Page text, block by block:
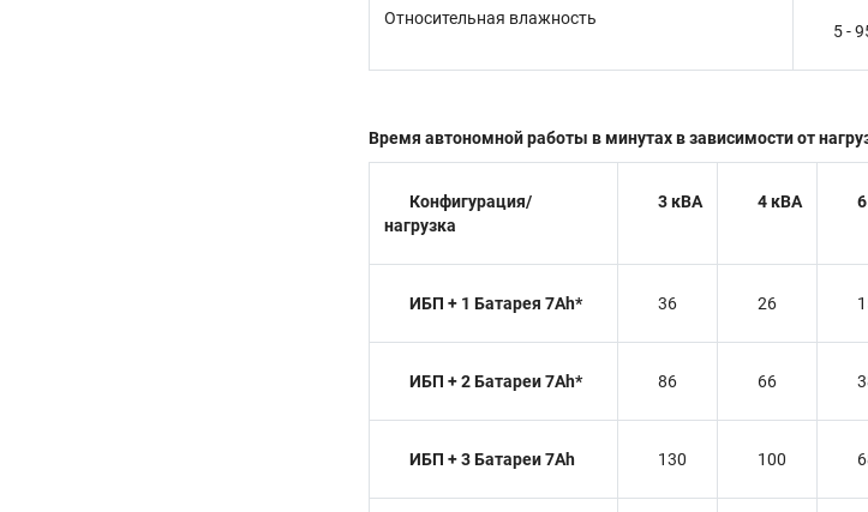
Относительная влажность
5 -
Время автономной работы в минутах в зависимости от
Конфигурация/
нагрузка
3 кВА 4 кВА
ИБП + 1 Батарея 7Ah* 36 26
ИБП + 2 Батареи 7Ah* 86 66
ИБП + 3 Батареи 7Ah 130 100